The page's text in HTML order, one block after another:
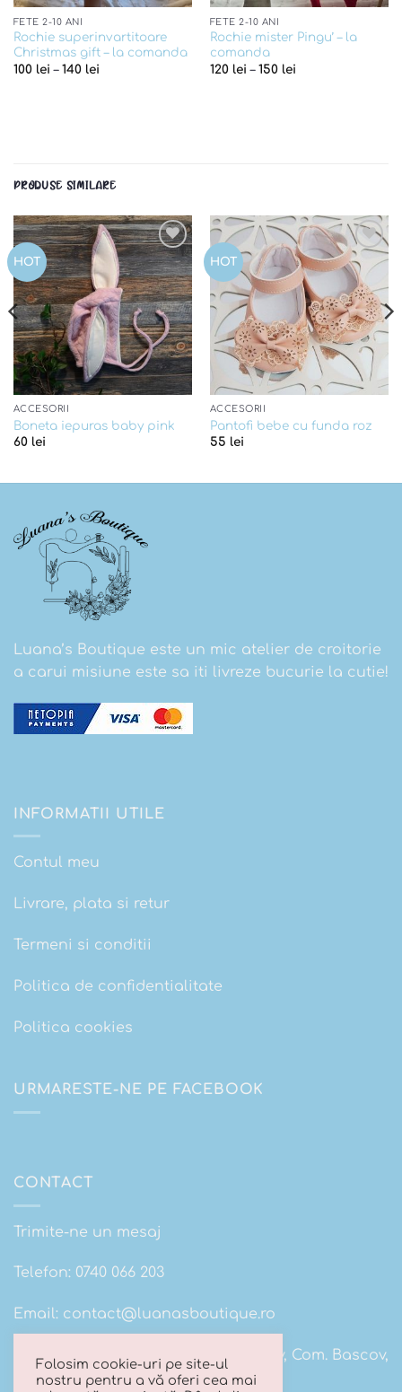
FETE 2-10 ANI
Rochie superinvartitoare
Christmas gift – la comanda
100 lei – 140 lei
FETE 2-10 ANI
Rochie mister Pingu’ – la
comanda
120 lei – 150 lei
PRODUSE SIMILARE
HOT
Add to
wishlist
ACCESORII
Boneta iepuras baby pink
60 lei
HOT
Add to
wishlist
ACCESORII
Pantofi bebe cu funda roz
55 lei
Luana’s Boutique este un mic atelier de croitorie
a carui misiune este sa iti livreze bucurie la cutie!
INFORMATII UTILE
Contul meu
Livrare, plata si retur
Termeni si conditii
Politica de confidentialitate
Politica cookies
URMARESTE-NE PE FACEBOOK
CONTACT
Trimite-ne un mesaj
Telefon: 0740 066 203
Email: contact@luanasboutique.ro
Adresa: Str. Scolii nr 16B, Sat. Bascov, Com. Bascov,
Jud Arges
Folosim cookie-uri pe site-ul
nostru pentru a vă oferi cea mai